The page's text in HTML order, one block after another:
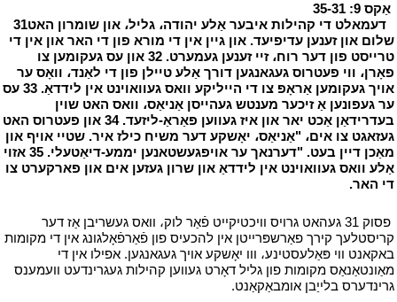
אַקס 9: 35-31
31דעמאלט די קהילות איבער אַלע יהודה، גליל، און שומרון האט
שלום און זענען עדיפיעד. און גיין אין די מורא פון די האר און אין די
טרייסט פון דער רוח، זיי זענען געמערט. 32 און עס געקומען צו
פאָרן، ווי פעטרוס געגאנגען דורך אַלע טיילן פון די לאַנד، וואָס ער
אויך געקומען אַראָפּ צו די הייליקע וואס געוואוינט אין לידדאַ. 33 עס
ער געפונען אַ זיכער מענטש געהייסן אַניאַס، וואס האט שוין
בעדרידאַן אַכט יאר און איז געווען פּאַראַ-ליזעד. 34 און פעטרוס האט
געזאגט צו אים، "אַניאַס، יאָשקע דער משיח כילז איר. שטיי אויף און
מאַכן דיין בעט. "דערנאך ער אויפגעשטאנען יממע-דיאַטעלי. 35 אזוי
אַלע וואס געוואוינט אין לידדאַ און שרון געזען אים און פארקערט צו
די האר.
פסוק 31 געהאט גרויס וויכטיקייט פֿאַר לוק، וואס געשריבן אַז דער
קריסטלעך קירך פאַרשפּרייטן אין להכעיס פון פֿאַרפֿאָלגונג אין די מקומות
באקאנט ווי פּאַלעסטינע، ווו יאָשקע אויך געגאנגען. אפילו אין די
מאַונטאַנאַס מקומות פון גליל דאָרט געווען קהילות געגרינדעט וועמענס
גרינדערס בלייַבן אומבאַקאַנט.